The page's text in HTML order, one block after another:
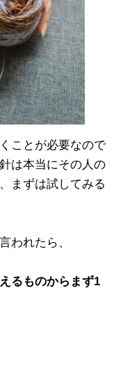
ことが必要なので
は本当にその人の
まずは試してみる
われたら、
るものからまず1